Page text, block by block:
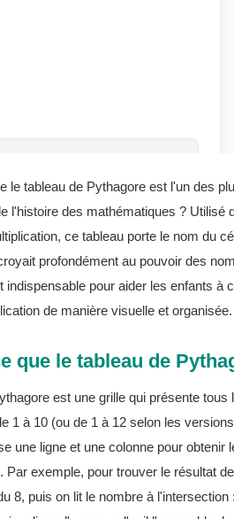
le tableau de Pythagore est l'un des
l'histoire des mathématiques ? Utilisé
ce tableau porte le nom du
profondément au pouvoir des
indispensable pour aider les enfants à
de manière visuelle et organisée.
que le tableau de
est une grille qui présente tous
1 à 10 (ou de 1 à 12 selon les
une ligne et une colonne pour obtenir
Par exemple, pour trouver le résultat
8, puis on lit le nombre à